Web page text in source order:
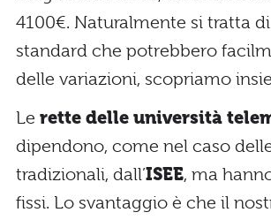
4100€. Naturalmente si tratta
standard che potrebbero
delle variazioni, scopriamo
Le rette delle università
dipendono, come nel caso
tradizionali, dall’ISEE, ma
fissi. Lo svantaggio è che il